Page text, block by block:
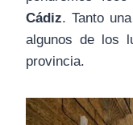
Cádiz. Tanto
algunos de los
provincia.